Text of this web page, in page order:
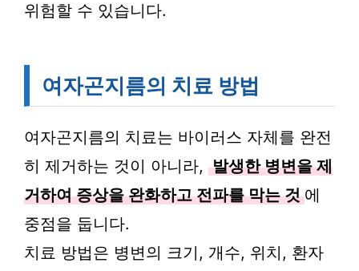
위험할 수 있습니다.
여자곤지름의 치료 방법
여자곤지름의 치료는 바이러스 자체를 완전
히 제거하는 것이 아니라, 발생한 병변을 제
거하여 증상을 완화하고 전파를 막는 것 에
중점을 둡니다.
치료 방법은 병변의 크기, 개수, 위치, 환자